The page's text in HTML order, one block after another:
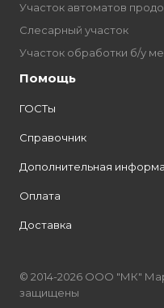
Участок автоматов
Слесарный участок
Участок обработки б/у
Помощь
ГОСТы
Справочник
Дополнительная
Оплата
Доставка
© 2014-2026 ООО "МК"
защищены